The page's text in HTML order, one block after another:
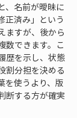
、名前が曖昧に
正済み」という
ますが、後から
数できます。こ
歴を示し、状態
割分担を決める
を使うより、版
断する方が確実